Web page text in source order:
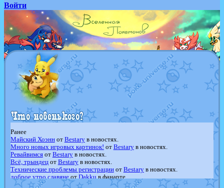
Войти
Ранее
Майский Хоэннот Bestaryв новостях.
Много новых игровых картинок! от Bestaryв новостях.
Ревайвимсяот Bestaryв новостях.
Всё, трындецот Bestaryв новостях.
Технические проблемы регистрацииот Bestaryв новостях.
доброе утро славянеот Dakku в фанарте.
Йолда и Мимикью отMavisNyanCatв фанарте.